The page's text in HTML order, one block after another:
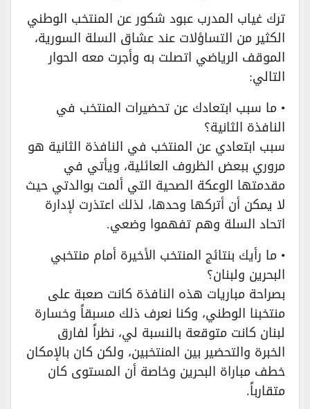
ترك غياب المدرب عبود شكور عن المنتخب الوطني
الكثير من التساؤلات عند عشاق السلة السورية،
الموقف الرياضي اتصلت به وأجرت معه الحوار
التالي:
• ما سبب ابتعادك عن تحضيرات المنتخب في
النافذة الثانية؟
سبب ابتعادي عن المنتخب في النافذة الثانية هو
مروري ببعض الظروف العائلية، ويأتي في
مقدمتها الوعكة الصحية التي ألمت بوالدتي حيث
لا يمكن أن أتركها وحدها، لذلك اعتذرت لإدارة
اتحاد السلة وهم تفهموا وضعي.
• ما رأيك بنتائج المنتخب الأخيرة أمام منتخبي
البحرين ولبنان؟
بصراحة مباريات هذه النافذة كانت صعبة على
منتخبنا الوطني، وكنا نعرف ذلك مسبقاً وخسارة
لبنان كانت متوقعة بالنسبة لي، نظراً لفارق
الخبرة والتحضير بين المنتخبين، ولكن كان بالإمكان
خطف مباراة البحرين وخاصة أن المستوى كان
متقارباً.